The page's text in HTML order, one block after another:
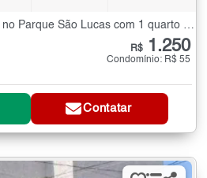
R$ 1.250
Condomínio: R$ 55
Contatar